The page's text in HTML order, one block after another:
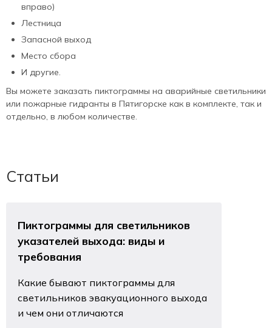
вправо)
Лестница
Запасной выход
Место сбора
И другие.
Вы можете заказать пиктограммы на аварийные светильники
или пожарные гидранты в Пятигорске как в комплекте, так и
отдельно, в любом количестве.
Статьи
Пиктограммы для светильников
указателей выхода: виды и
требования
Какие бывают пиктограммы для
светильников эвакуационного выхода
и чем они отличаются